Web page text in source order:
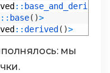
:: base_and_derived
:: base( )>
::derived ( )>
мы